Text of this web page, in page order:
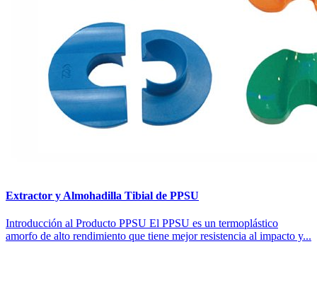
Extractor y Almohadilla Tibial de PPSU
Introducción al Producto PPSU El PPSU es un termoplástico
amorfo de alto rendimiento que tiene mejor resistencia al impacto y...